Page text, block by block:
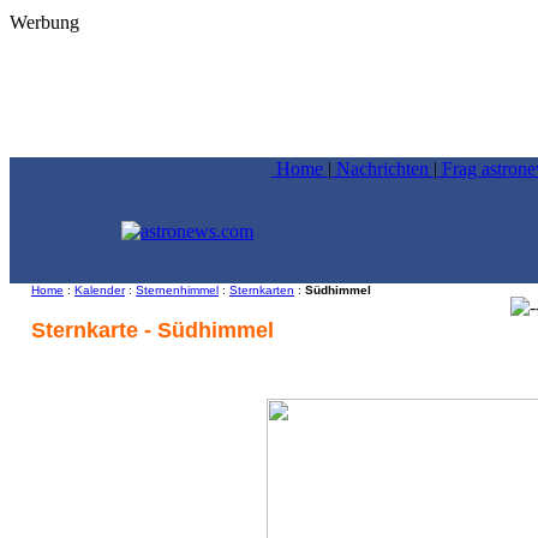
Home | Nachrichten | Frag
Home : Kalender : Sternenhimmel : Sternkarten : Südhimmel
Sternkarte - Südhimmel
Werbung